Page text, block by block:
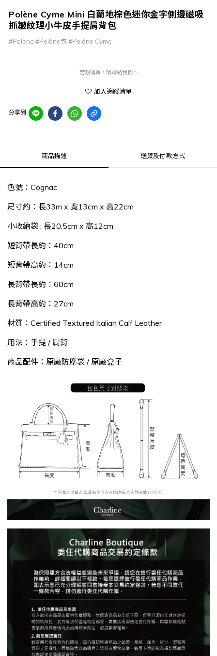
Polène Cyme Mini 白蘭地棕色迷你金字側邊磁吸
抓皺紋理小牛皮手提肩背包
#Polène #Polène包 #Polène Cyme
若想購買，請聯絡我們。
加入追蹤清單
分享到
商品描述 送貨及付款方式
色號：Cognac
尺寸約：長33m x 寬13cm x 高22cm
小收納袋 : 長20.5cm x 高12cm
短背帶長約：40cm
短背帶高約：14cm
長背帶長約：60cm
長背帶高約：27cm
材質：Certified Textured Italian Calf Leather
用法：手提 / 肩背
商品配件：原廠防塵袋 / 原廠盒子